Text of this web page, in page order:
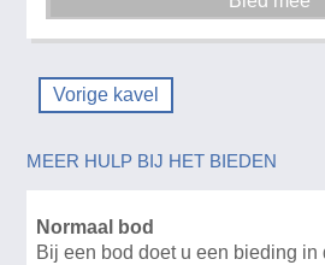
Vorige kavel
MEER HULP BIJ HET BIEDEN
Normaal bod
Bij een bod doet u een bieding in